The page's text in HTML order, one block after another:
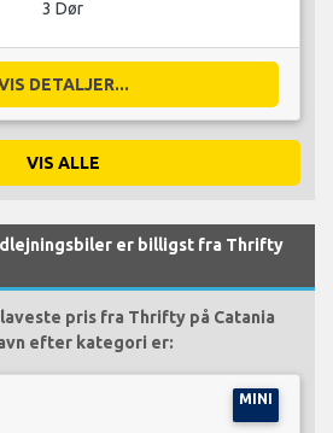
3 Dør
DETALJER...
VIS ALLE
er billigst fra Thrifty
pris fra Thrifty på Catania
efter kategori er:
MINI